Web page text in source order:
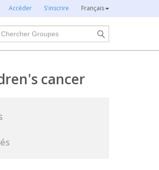
Accéder S'inscrire Français
cancer